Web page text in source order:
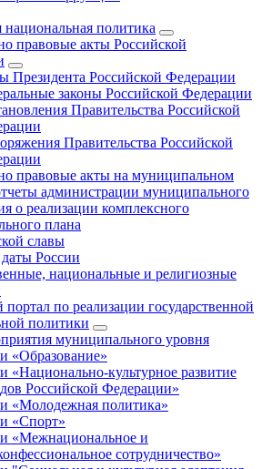
национальная политика
правовые акты Российской
Президента Российской Федерации
законы Российской Федерации
Правительства Российской
Правительства Российской
правовые акты на муниципальном
администрации муниципального
о реализации комплексного
плана
славы
России
национальные и религиозные
по реализации государственной
политики
муниципального уровня
«Образование»
«Национально-культурное развитие
Российской Федерации»
«Молодежная политика»
«Спорт»
«Межнациональное и
сотрудничество»